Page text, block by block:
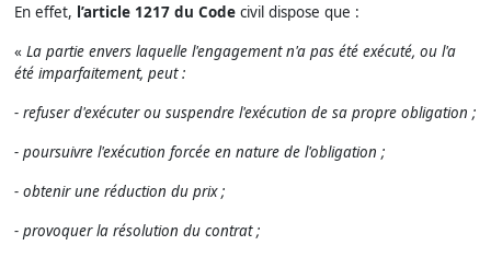
En effet, l’article 1217 du Code civil dispose que :
«La partie envers laquelle l'engagement n'a pas été exécuté, ou l'a
été imparfaitement, peut :
- refuser d'exécuter ou suspendre l'exécution de sa propre obligation ;
- poursuivre l'exécution forcée en nature de l'obligation ;
- obtenir une réduction du prix ;
- provoquer la résolution du contrat ;